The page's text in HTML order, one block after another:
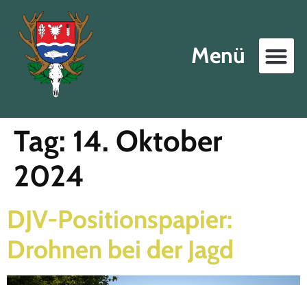
Menü
Tag: 14. Oktober
2024
DJV-Positionspapier:
Drohnen bei der Jagd